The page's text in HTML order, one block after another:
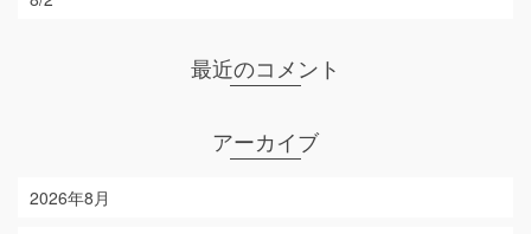
最近のコメント
アーカイブ
2026年8月